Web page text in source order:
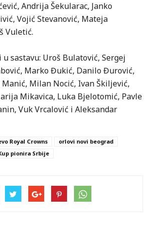
Andrija Šekularac, Janko
Vojić Stevanović, Mateja
Vuletić.
sastavu: Uroš Bulatović, Sergej
Marko Đukić, Danilo Đurović,
Milan Nocić, Ivan Škiljević,
Mikavica, Luka Bjelotomić, Pavle
Vuk Vrcalović i Aleksandar
Royal Crowns
orlovi novi beograd
pionira Srbije